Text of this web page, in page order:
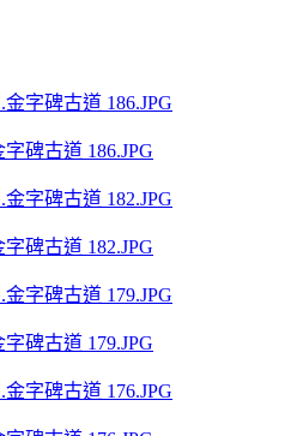
碑古道 186.JPG
碑古道 182.JPG
碑古道 179.JPG